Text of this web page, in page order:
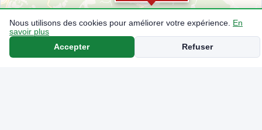
Nous utilisons des cookies pour améliorer votre expérience.
En
savoir plus
Accepter Refuser